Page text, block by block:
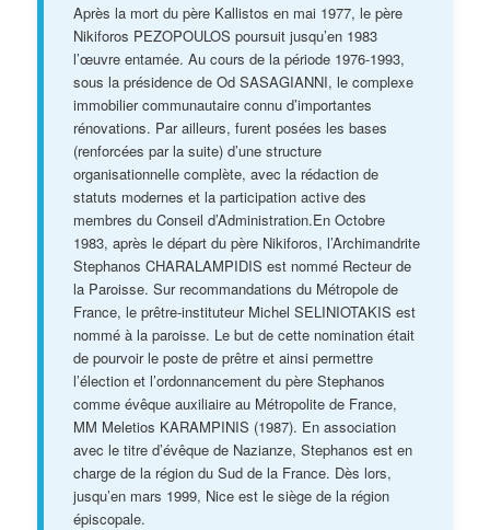
Après la mort du père Kallistos en mai 1977, le père
Nikiforos PEZOPOULOS poursuit jusqu’en 1983
l’œuvre entamée. Au cours de la période 1976-1993,
sous la présidence de Od SASAGIANNI, le complexe
immobilier communautaire connu d’importantes
rénovations. Par ailleurs, furent posées les bases
(renforcées par la suite) d’une structure
organisationnelle complète, avec la rédaction de
statuts modernes et la participation active des
membres du Conseil d’Administration.En Octobre
1983, après le départ du père Nikiforos, l’Archimandrite
Stephanos CHARALAMPIDIS est nommé Recteur de
la Paroisse. Sur recommandations du Métropole de
France, le prêtre-instituteur Michel SELINIOTAKIS est
nommé à la paroisse. Le but de cette nomination était
de pourvoir le poste de prêtre et ainsi permettre
l’élection et l’ordonnancement du père Stephanos
comme évêque auxiliaire au Métropolite de France,
MM Meletios KARAMPINIS (1987). En association
avec le titre d’évêque de Nazianze, Stephanos est en
charge de la région du Sud de la France. Dès lors,
jusqu’en mars 1999, Nice est le siège de la région
épiscopale.